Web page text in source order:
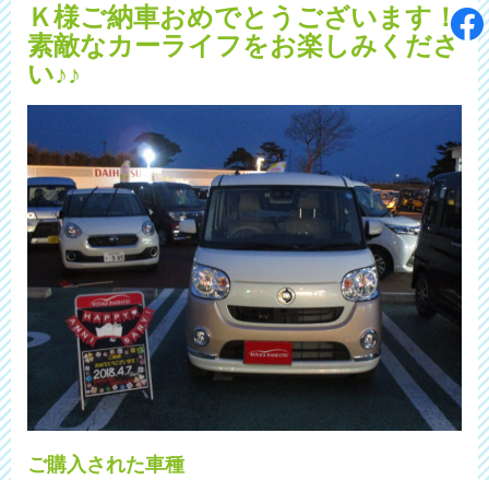
Ｋ様ご納車おめでとうございます！
素敵なカーライフをお楽しみくださ
い♪♪
ご購入された車種